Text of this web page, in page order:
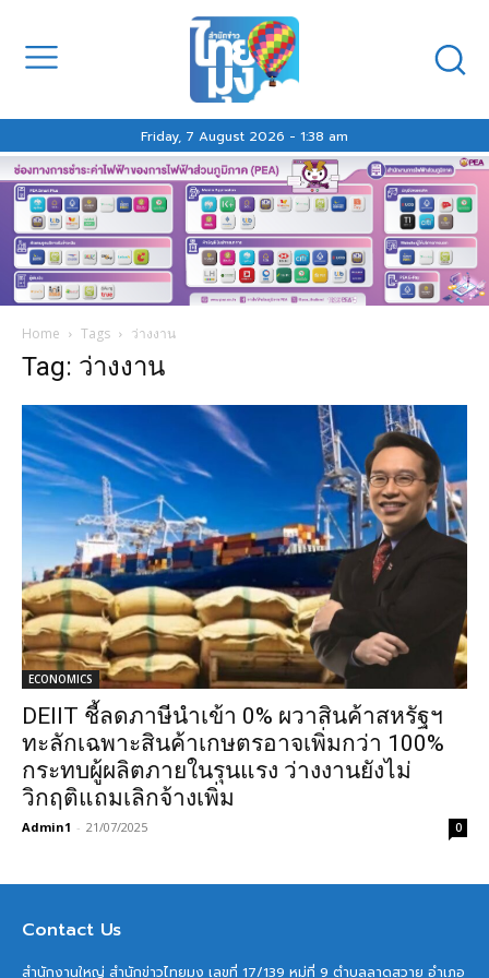
Friday, 7 August 2026 - 1:38 am
Home Tags ว่างงาน
Tag: ว่างงาน
ECONOMICS
DEIIT ชี้ลดภาษีนำเข้า 0% ผวาสินค้าสหรัฐฯ
ทะลักเฉพาะสินค้าเกษตรอาจเพิ่มกว่า 100%
กระทบผู้ผลิตภายในรุนแรง ว่างงานยังไม่
วิกฤติแถมเลิกจ้างเพิ่ม
Admin1 - 21/07/2025 0
Contact Us
สำนักงานใหญ่ สำนักข่าวไทยมุง เลขที่ 17/139 หมู่ที่ 9 ตำบลลาดสวาย อำเภอ